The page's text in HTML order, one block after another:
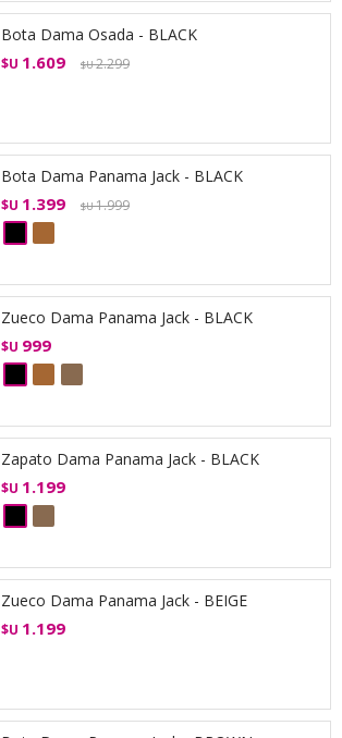
Bota Dama Osada - BLACK
$U 1.609 $U2.299
Bota Dama Panama Jack - BLACK
$U 1.399 $U1.999
Zueco Dama Panama Jack - BLACK
$U 999
Zapato Dama Panama Jack - BLACK
$U 1.199
Zueco Dama Panama Jack - BEIGE
$U 1.199